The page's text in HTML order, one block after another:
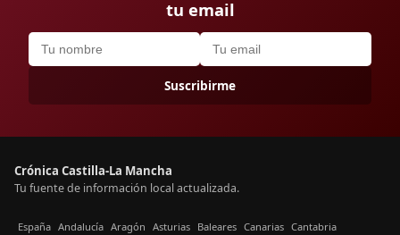
tu email
Suscribirme
Crónica Castilla-La Mancha
Tu fuente de información local actualizada.
España Andalucía Aragón Asturias Baleares Canarias Cantabria